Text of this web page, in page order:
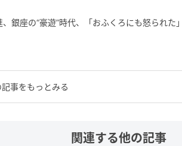
、銀座の“豪遊”時代、「おふくろにも怒られた
記事をもっとみる
関連する他の記事